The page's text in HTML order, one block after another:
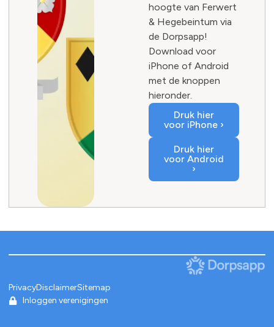
hoogte van Ferwert
& Hegebeintum via
de Dorpsapp!
Download voor
iPhone of Android
met de knoppen
hieronder.
Druk hier
voor iPhone ›
Druk hier
voor Android
›
PrivacyDisclaimerSitemap
Inloggen verenigingen